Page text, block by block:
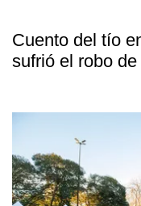
Cuento del tío
sufrió el robo